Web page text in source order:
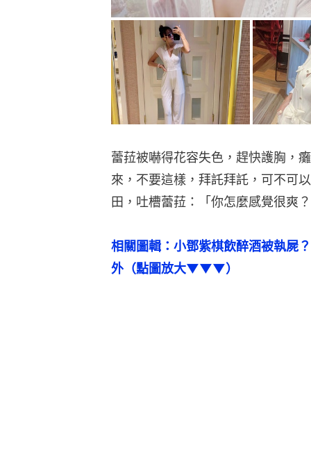
蕾菈被嚇得花容失色，趕快護胸，
來，不要這樣，拜託拜託，可不可
田，吐槽蕾菈：「你怎麼感覺很爽
相關圖輯：小鄧紫棋飲醉酒被執屍
外（點圖放大▼▼▼）